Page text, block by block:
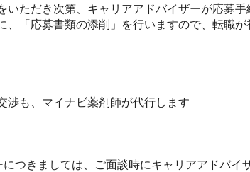
いただき次第、キャリアアドバイザーが応募
、「応募書類の添削」を行いますので、転職が
渉も、マイナビ薬剤師が代行します
つきましては、ご面談時にキャリアアドバイ